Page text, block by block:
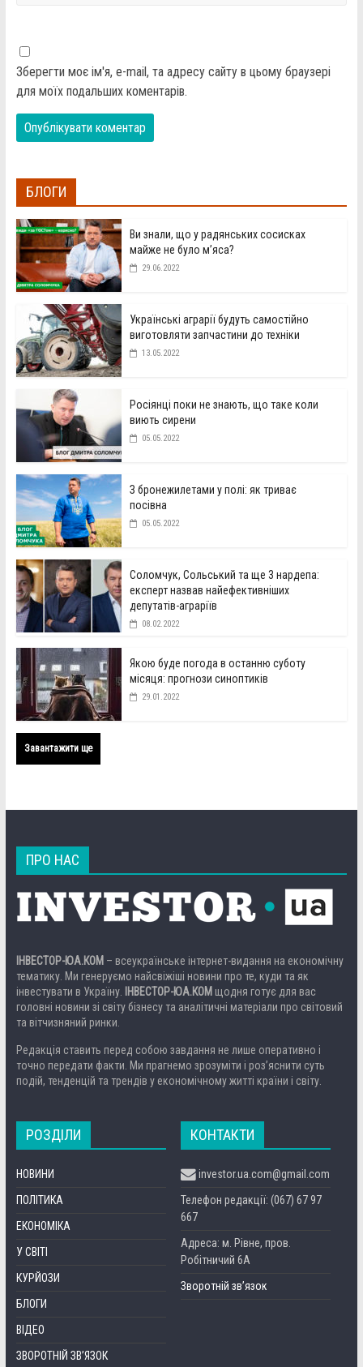
Зберегти моє ім'я, e-mail, та адресу сайту в цьому браузері
для моїх подальших коментарів.
БЛОГИ
Ви знали, що у радянських сосисках
майже не було м’яса?
29.06.2022
Українські аграрії будуть самостійно
виготовляти запчастини до техніки
13.05.2022
Росіянці поки не знають, що таке коли
виють сирени
05.05.2022
З бронежилетами у полі: як триває
посівна
05.05.2022
Соломчук, Сольський та ще 3 нардепа:
експерт назвав найефективніших
депутатів-аграріїв
08.02.2022
Якою буде погода в останню суботу
місяця: прогнози синоптиків
29.01.2022
Завантажити ще
ПРО НАС
ІНВЕСТОР-ЮА.КОМ – всеукраїнське інтернет-видання на економічну
тематику. Ми генеруємо найсвіжіші новини про те, куди та як
інвестувати в Україну.
ІНВЕСТОР-ЮА.КОМ щодня готує для вас
головні новини зі світу бізнесу та аналітичні матеріали про світовий
та вітчизняний ринки.
Редакція ставить перед собою завдання не лише оперативно і
точно передати факти. Ми прагнемо зрозуміти і роз’яснити суть
подій, тенденцій та трендів у економічному житті країни і світу.
РОЗДІЛИ
НОВИНИ
ПОЛІТИКА
ЕКОНОМІКА
У СВІТІ
КУРЙОЗИ
БЛОГИ
ВІДЕО
ЗВОРОТНІЙ ЗВ’ЯЗОК
КОНТАКТИ
investor.ua.com@gmail.com
Телефон редакції: (067) 67 97
667
Адреса: м. Рівне, пров.
Робітничий 6А
Зворотній зв’язок